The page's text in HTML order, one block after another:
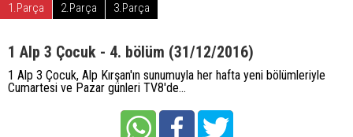
1.Parça 2.Parça 3.Parça
1 Alp 3 Çocuk - 4. bölüm (31/12/2016)
1 Alp 3 Çocuk, Alp Kırşan'ın sunumuyla her hafta yeni bölümleriyle
Cumartesi ve Pazar günleri TV8'de...